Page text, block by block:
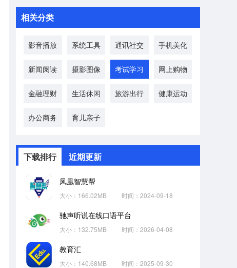
相关分类
影音播放 系统工具 通讯社交 手机美化
新闻阅读 摄影图像 考试学习 网上购物
金融理财 生活休闲 旅游出行 健康运动
办公商务 育儿亲子
下载排行 近期更新
凤凰智慧帮
大小：166.02MB 时间：2024-09-18
驰声听说在线口语平台
大小：132.75MB 时间：2026-04-08
教育汇
大小：140.68MB 时间：2025-09-30